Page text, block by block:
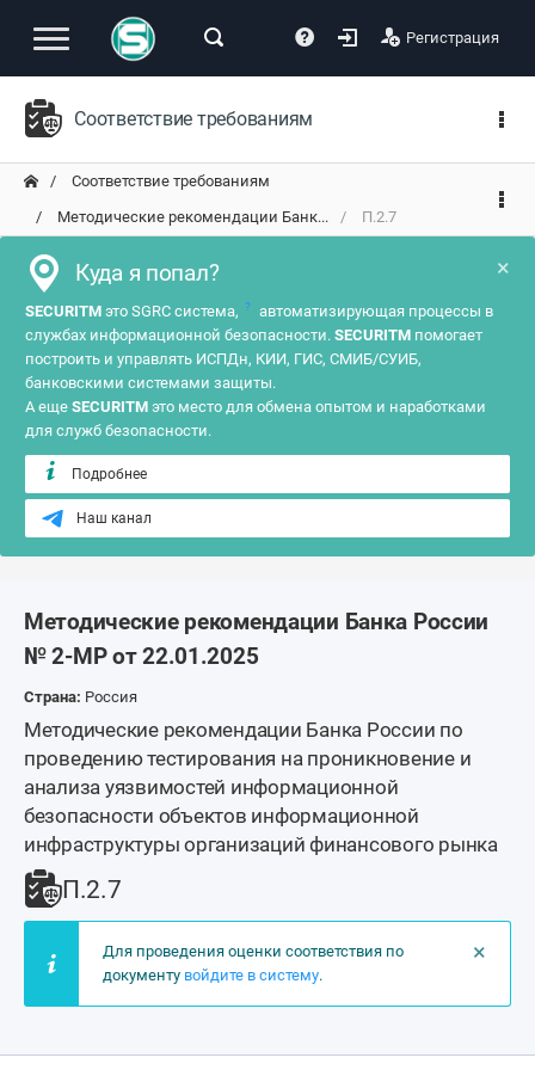
Регистрация
Соответствие требованиям
Соответствие требованиям
Методические рекомендации Банк...
П.2.7
×
Куда я попал?
SECURITM это SGRC система, ?
автоматизирующая процессы в
службах информационной безопасности. SECURITM помогает
построить и управлять ИСПДн, КИИ, ГИС, СМИБ/СУИБ,
банковскими системами защиты.
А еще SECURITM это место для обмена опытом и наработками
для служб безопасности.
Подробнее
Наш канал
Методические рекомендации Банка России
№ 2-МР от 22.01.2025
Страна: Россия
Методические рекомендации Банка России по
проведению тестирования на проникновение и
анализа уязвимостей информационной
безопасности объектов информационной
инфраструктуры организаций финансового рынка
П.2.7
×
Для проведения оценки соответствия по
документу войдите в систему.